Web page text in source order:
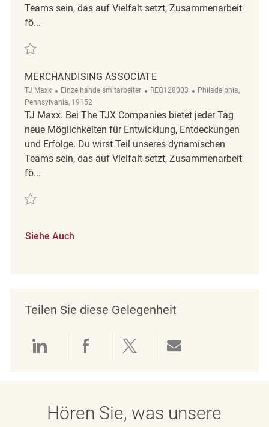
Teams sein, das auf Vielfalt setzt, Zusammenarbeit
fö...
Retten Merchandising Associate REQ134400
MERCHANDISING ASSOCIATE
TJ Maxx Kategorie
Einzelhandelsmitarbeiter ReqId
REQ128003 Ort
Philadelphia,
Pennsylvania, 19152
TJ Maxx. Bei The TJX Companies bietet jeder Tag
neue Möglichkeiten für Entwicklung, Entdeckungen
und Erfolge. Du wirst Teil unseres dynamischen
Teams sein, das auf Vielfalt setzt, Zusammenarbeit
fö...
Retten Merchandising Associate REQ128003
Siehe Auch
Teilen Sie diese Gelegenheit
Über LinkedIn teilen
Über Facebook teilen
Über Twitter teilen
Hören Sie, was unsere